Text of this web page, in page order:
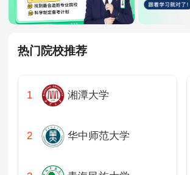
热门院校推荐
湘潭大学
华中师范大学